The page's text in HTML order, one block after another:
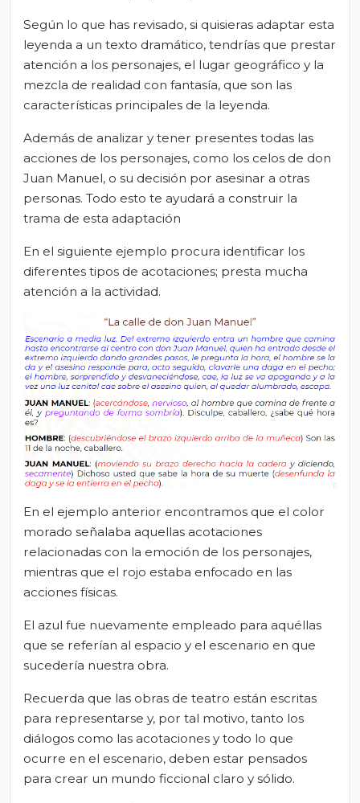
Según lo que has revisado, si quisieras adaptar esta
leyenda a un texto dramático, tendrías que prestar
atención a los personajes, el lugar geográfico y la
mezcla de realidad con fantasía, que son las
características principales de la leyenda.
Además de analizar y tener presentes todas las
acciones de los personajes, como los celos de don
Juan Manuel, o su decisión por asesinar a otras
personas. Todo esto te ayudará a construir la
trama de esta adaptación
En el siguiente ejemplo procura identificar los
diferentes tipos de acotaciones; presta mucha
atención a la actividad.
En el ejemplo anterior encontramos que el color
morado señalaba aquellas acotaciones
relacionadas con la emoción de los personajes,
mientras que el rojo estaba enfocado en las
acciones físicas.
El azul fue nuevamente empleado para aquéllas
que se referían al espacio y el escenario en que
sucedería nuestra obra.
Recuerda que las obras de teatro están escritas
para representarse y, por tal motivo, tanto los
diálogos como las acotaciones y todo lo que
ocurre en el escenario, deben estar pensados
para crear un mundo ficcional claro y sólido.